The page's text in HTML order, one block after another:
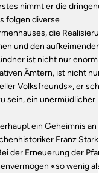
nimmt er die
folgen diverse
die
und den
ist nicht nur enorm
Ämtern, ist nicht
Volksfreunds», er
sein, ein unermüdlicher
ein Geheimnis an
Franz
der Erneuerung der
«so wenig